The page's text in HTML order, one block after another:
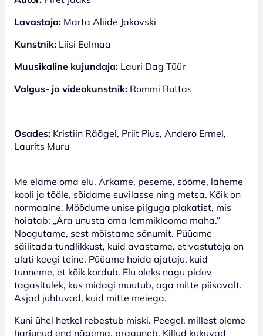
Lavastaja: Marta Aliide Jakovski
Kunstnik: Liisi Eelmaa
Muusikaline kujundaja: Lauri Dag Tüür
Valgus- ja videokunstnik: Rommi Ruttas
Osades: Kristiin Räägel, Priit Pius, Andero Ermel,
Laurits Muru
Me elame oma elu. Ärkame, peseme, sööme, läheme
kooli ja tööle, sõidame suvilasse ning metsa. Kõik on
normaalne. Möödume unise pilguga plakatist, mis
hoiatab: „Ära unusta oma lemmiklooma maha.“
Noogutame, sest mõistame sõnumit. Püüame
säilitada tundlikkust, kuid avastame, et vastutaja on
alati keegi teine. Püüame hoida ajataju, kuid
tunneme, et kõik kordub. Elu oleks nagu pidev
tagasitulek, kus midagi muutub, aga mitte piisavalt.
Asjad juhtuvad, kuid mitte meiega.
Kuni ühel hetkel rebestub miski. Peegel, millest oleme
harjunud end nägema, praguneb. Killud kukuvad